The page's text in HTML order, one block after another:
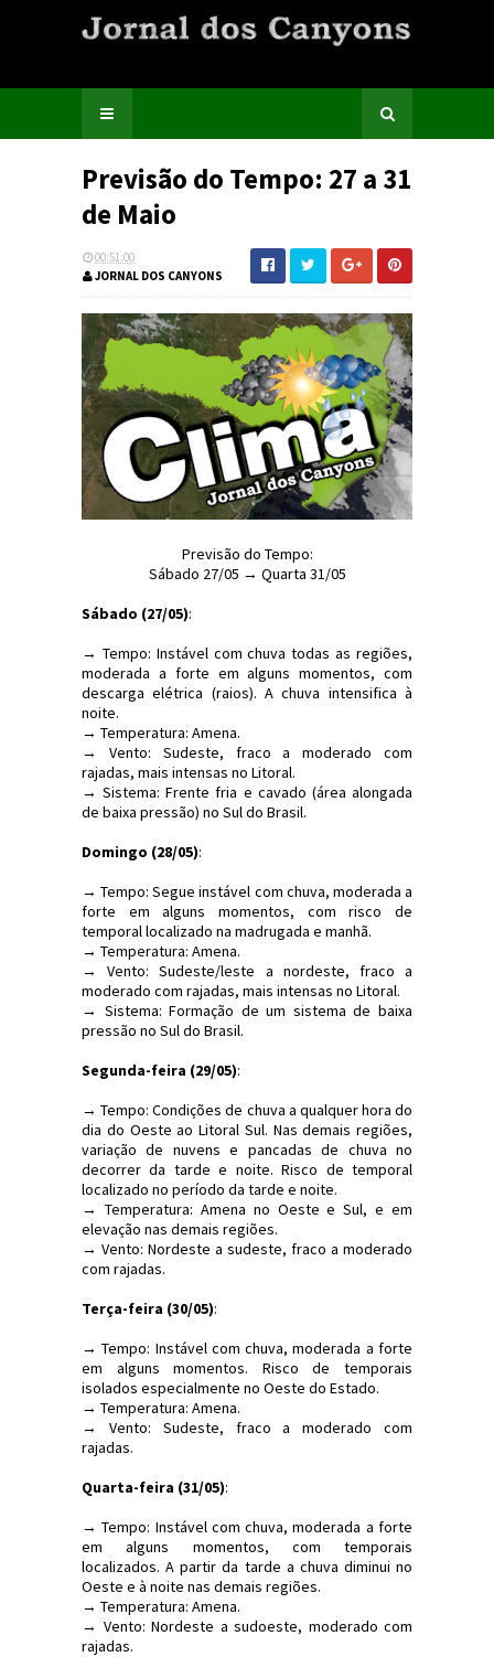
Previsão do Tempo: 27 a 31
de Maio
00:51:00
JORNAL DOS CANYONS
Previsão do Tempo:
Sábado 27/05 → Quarta 31/05
Sábado (27/05):
→ Tempo: Instável com chuva todas as regiões,
moderada a forte em alguns momentos, com
descarga elétrica (raios). A chuva intensifica à
noite.
→ Temperatura: Amena.
→ Vento: Sudeste, fraco a moderado com
rajadas, mais intensas no Litoral.
→ Sistema: Frente fria e cavado (área alongada
de baixa pressão) no Sul do Brasil.
Domingo (28/05):
→ Tempo: Segue instável com chuva, moderada a
forte em alguns momentos, com risco de
temporal localizado na madrugada e manhã.
→ Temperatura: Amena.
→ Vento: Sudeste/leste a nordeste, fraco a
moderado com rajadas, mais intensas no Litoral.
→ Sistema: Formação de um sistema de baixa
pressão no Sul do Brasil.
Segunda-feira (29/05):
→ Tempo: Condições de chuva a qualquer hora do
dia do Oeste ao Litoral Sul. Nas demais regiões,
variação de nuvens e pancadas de chuva no
decorrer da tarde e noite. Risco de temporal
localizado no período da tarde e noite.
→ Temperatura: Amena no Oeste e Sul, e em
elevação nas demais regiões.
→ Vento: Nordeste a sudeste, fraco a moderado
com rajadas.
Terça-feira (30/05):
→ Tempo: Instável com chuva, moderada a forte
em alguns momentos. Risco de temporais
isolados especialmente no Oeste do Estado.
→ Temperatura: Amena.
→ Vento: Sudeste, fraco a moderado com
rajadas.
Quarta-feira (31/05):
→ Tempo: Instável com chuva, moderada a forte
em alguns momentos, com temporais
localizados. A partir da tarde a chuva diminui no
Oeste e à noite nas demais regiões.
→ Temperatura: Amena.
→ Vento: Nordeste a sudoeste, moderado com
rajadas.